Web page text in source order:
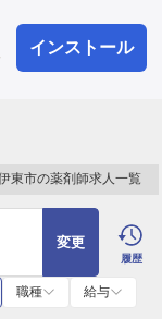
インストール
ログイン 会員登録
東市の薬剤師求人一覧
変更
履歴
職種
給与